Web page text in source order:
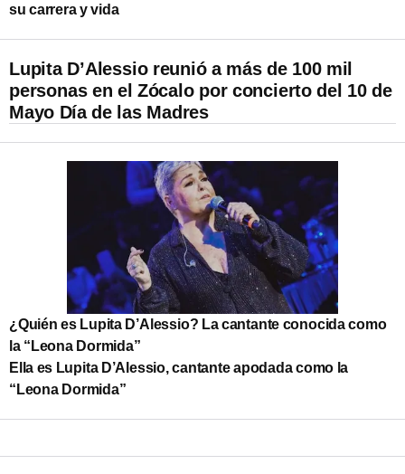
su carrera y vida
Lupita D’Alessio reunió a más de 100 mil
personas en el Zócalo por concierto del 10 de
Mayo Día de las Madres
¿Quién es Lupita D’Alessio? La cantante conocida como
la “Leona Dormida”
Ella es Lupita D’Alessio, cantante apodada como la
“Leona Dormida”